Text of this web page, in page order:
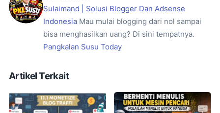
Sulaimand | Solusi Blogger Dan Adsense
Indonesia Mau mulai blogging dari nol sampai
bisa menghasilkan uang? Di sini tempatnya.
Pangkalan Susu Today
Artikel Terkait